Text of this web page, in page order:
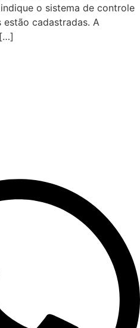
o sistema de controle
estão cadastradas. A